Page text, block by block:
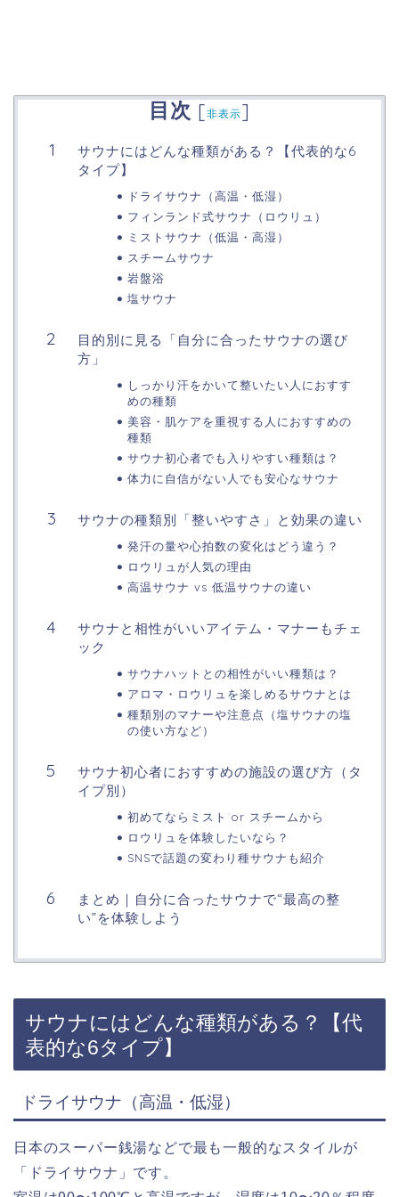
目次 [非表示]
サウナにはどんな種類がある？【代表的な6
タイプ】
ドライサウナ（高温・低湿）
フィンランド式サウナ（ロウリュ）
ミストサウナ（低温・高湿）
スチームサウナ
岩盤浴
塩サウナ
目的別に見る「自分に合ったサウナの選び
方」
しっかり汗をかいて整いたい人におすす
めの種類
美容・肌ケアを重視する人におすすめの
種類
サウナ初心者でも入りやすい種類は？
体力に自信がない人でも安心なサウナ
サウナの種類別「整いやすさ」と効果の違い
発汗の量や心拍数の変化はどう違う？
ロウリュが人気の理由
高温サウナ vs 低温サウナの違い
サウナと相性がいいアイテム・マナーもチェ
ック
サウナハットとの相性がいい種類は？
アロマ・ロウリュを楽しめるサウナとは
種類別のマナーや注意点（塩サウナの塩
の使い方など）
サウナ初心者におすすめの施設の選び方（タ
イプ別）
初めてならミスト or スチームから
ロウリュを体験したいなら？
SNSで話題の変わり種サウナも紹介
まとめ｜自分に合ったサウナで“最高の整
い”を体験しよう
サウナにはどんな種類がある？【代
表的な6タイプ】
ドライサウナ（高温・低湿）
日本のスーパー銭湯などで最も一般的なスタイルが
「ドライサウナ」です。